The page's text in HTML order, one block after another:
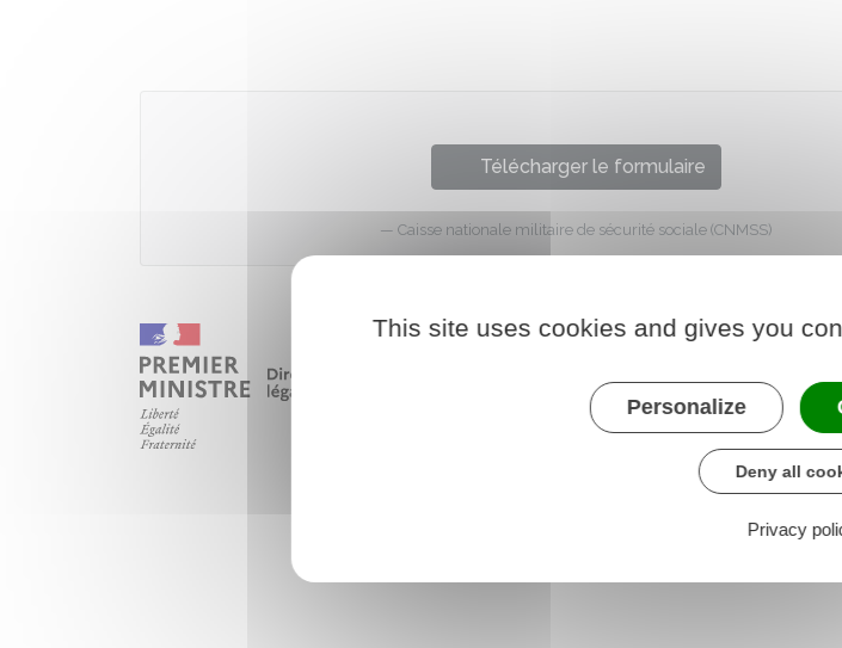
Télécharger le formulaire
Caisse nationale militaire de sécurité sociale (CNMSS)
This site uses cookies and gives you
Personalize
Deny all
Privacy